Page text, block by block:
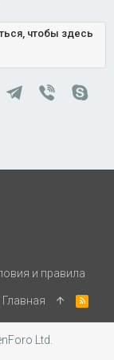
чтобы здесь
Telegram
Viber
и правила
Главная
R
S
Ltd.